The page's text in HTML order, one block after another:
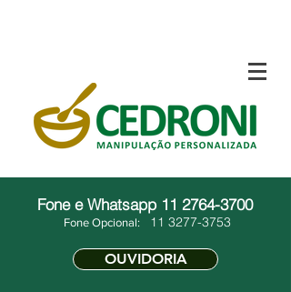
Fone e Whatsapp 11 2764-3700
Fone Opcional: 11 3277-3753
OUVIDORIA